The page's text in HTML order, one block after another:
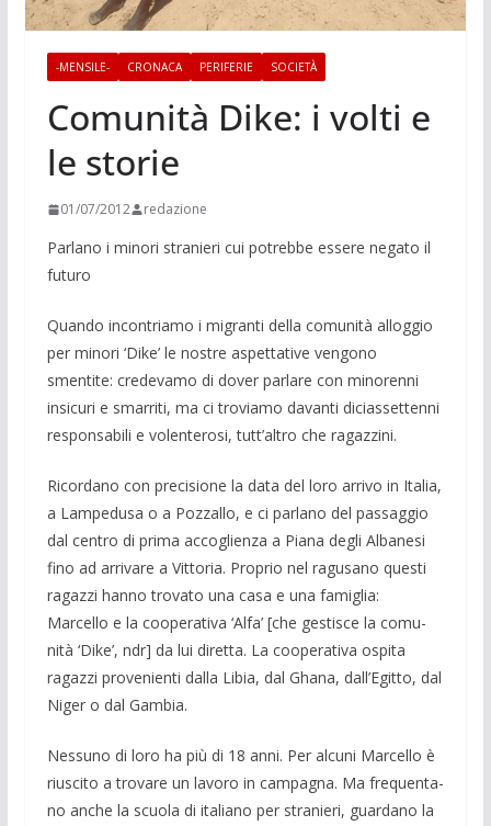
-MENSILE- CRONACA PERIFERIE SOCIETÀ
Comunità Dike: i volti e
le storie
01/07/2012 redazione
Parlano i minori stra­nieri cui potrebbe es­sere negato il
futuro
Quando incontriamo i migranti della comunità alloggio
per minori ‘Dike’ le nostre aspettative vengono
smentite: credevamo di dover parlare con mino­renni
insicuri e smarriti, ma ci trovia­mo davanti diciassettenni
responsabili e volenterosi, tutt’altro che ragazzini.
Ricordano con precisione la data del loro arrivo in Italia,
a Lampedusa o a Pozzallo, e ci parlano del passaggio
dal centro di prima accoglienza a Piana degli Albanesi
fino ad arri­vare a Vittoria. Pro­prio nel ragusano que­sti
ragazzi hanno tro­vato una casa e una famiglia:
Marcello e la cooperativa ‘Alfa’ [che gestisce la comu­
nità ‘Dike’, ndr] da lui diretta. La coope­rativa ospita
ragazzi prove­nienti dalla Li­bia, dal Ghana, dall’Egitto, dal
Niger o dal Gam­bia.
Nessu­no di loro ha più di 18 anni. Per alcuni Marcello è
riuscito a trovare un lavoro in campagna. Ma frequenta­
no anche la scuola di italiano per stra­nieri, guardano la